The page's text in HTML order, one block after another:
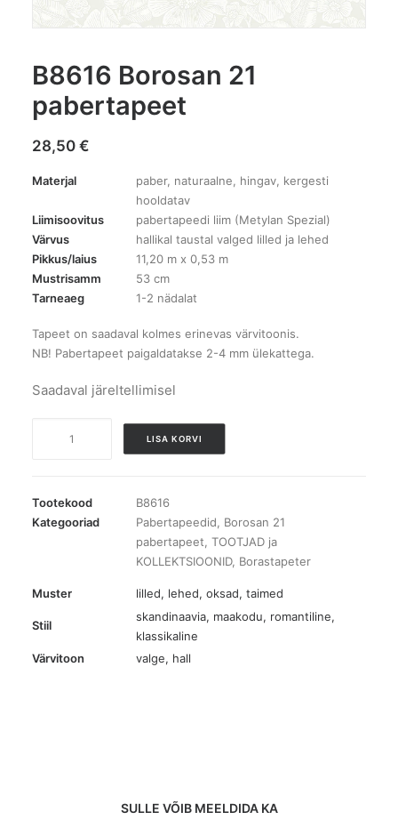
B8616 Borosan 21
pabertapeet
28,50 €
Materjal
paber, naturaalne, hingav, kergesti
hooldatav
Liimisoovitus
pabertapeedi liim (Metylan Spezial)
Värvus
hallikal taustal valged lilled ja lehed
Pikkus/laius
11,20 m x 0,53 m
Mustrisamm
53 cm
Tarneaeg
1-2 nädalat
Tapeet on saadaval kolmes erinevas värvitoonis.
NB! Pabertapeet paigaldatakse 2-4 mm ülekattega.
Saadaval järeltellimisel
pabertapeet
kogus
LISA KORVI
Tootekood
B8616
Kategooriad
Pabertapeedid
Borosan 21
pabertapeet TOOTJAD ja
KOLLEKTSIOONID, Borastapeter
Muster lilled, lehed, oksad, taimed
Stiil
skandinaavia, maakodu, romantiline,
klassikaline
Värvitoon
valge, hall
SULLE VÕIB MEELDIDA KA